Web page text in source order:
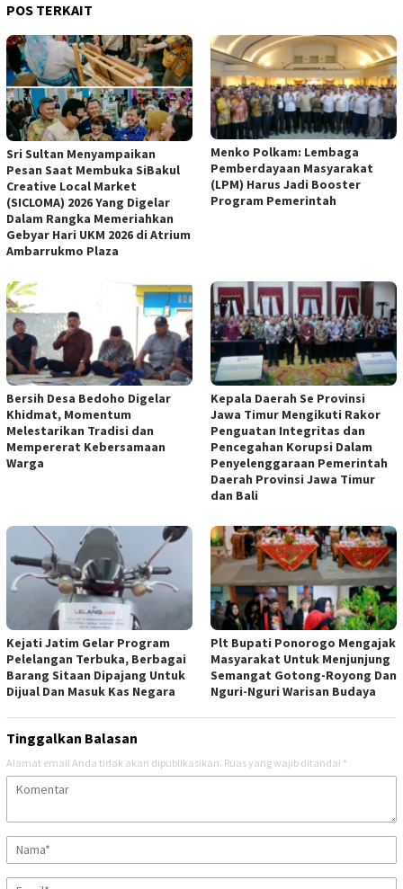
POS TERKAIT
Sri Sultan Menyampaikan
Pesan Saat Membuka SiBakul
Creative Local Market
(SICLOMA) 2026 Yang Digelar
Dalam Rangka Memeriahkan
Gebyar Hari UKM 2026 di Atrium
Ambarrukmo Plaza
Menko Polkam: Lembaga
Pemberdayaan Masyarakat
(LPM) Harus Jadi Booster
Program Pemerintah
Bersih Desa Bedoho Digelar
Khidmat, Momentum
Melestarikan Tradisi dan
Mempererat Kebersamaan
Warga
Kepala Daerah Se Provinsi
Jawa Timur Mengikuti Rakor
Penguatan Integritas dan
Pencegahan Korupsi Dalam
Penyelenggaraan Pemerintah
Daerah Provinsi Jawa Timur
dan Bali
Kejati Jatim Gelar Program
Pelelangan Terbuka, Berbagai
Barang Sitaan Dipajang Untuk
Dijual Dan Masuk Kas Negara
Plt Bupati Ponorogo Mengajak
Masyarakat Untuk Menjunjung
Semangat Gotong-Royong Dan
Nguri-Nguri Warisan Budaya
Tinggalkan Balasan
Alamat email Anda tidak akan dipublikasikan. Ruas yang wajib ditandai *